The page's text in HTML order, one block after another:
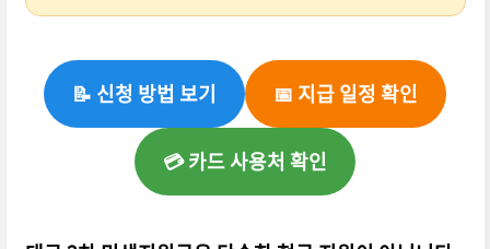
📝 신청 방법 보기 📅 지급 일정 확인
💳 카드 사용처 확인